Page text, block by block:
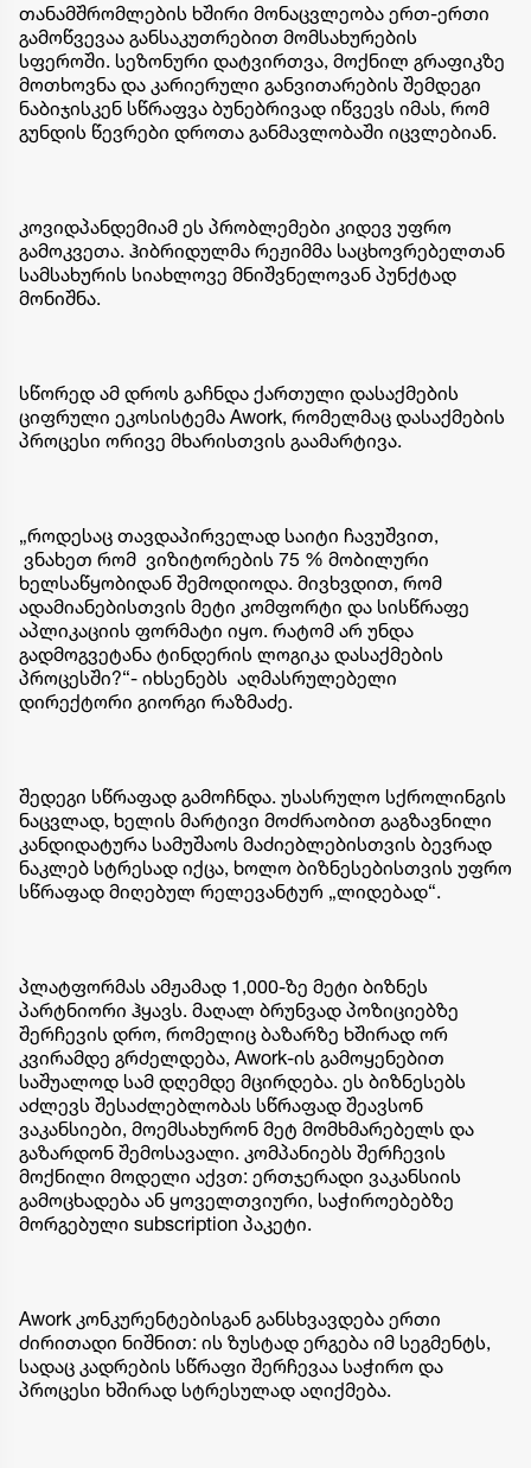
თანამშრომლების ხშირი მონაცვლეობა ერთ-ერთი
გამოწვევაა განსაკუთრებით მომსახურების
სფეროში. სეზონური დატვირთვა, მოქნილ გრაფიკზე
მოთხოვნა და კარიერული განვითარების შემდეგი
ნაბიჯისკენ სწრაფვა ბუნებრივად იწვევს იმას, რომ
გუნდის წევრები დროთა განმავლობაში იცვლებიან.
კოვიდპანდემიამ ეს პრობლემები კიდევ უფრო
გამოკვეთა. ჰიბრიდულმა რეჟიმმა საცხოვრებელთან
სამსახურის სიახლოვე მნიშვნელოვან პუნქტად
მონიშნა.
სწორედ ამ დროს გაჩნდა ქართული დასაქმების
ციფრული ეკოსისტემა Awork, რომელმაც დასაქმების
პროცესი ორივე მხარისთვის გაამარტივა.
„როდესაც თავდაპირველად საიტი ჩავუშვით,
ვნახეთ რომ ვიზიტორების 75 % მობილური
ხელსაწყობიდან შემოდიოდა. მივხვდით, რომ
ადამიანებისთვის მეტი კომფორტი და სისწრაფე
აპლიკაციის ფორმატი იყო. რატომ არ უნდა
გადმოგვეტანა ტინდერის ლოგიკა დასაქმების
პროცესში?“- იხსენებს აღმასრულებელი
დირექტორი გიორგი რაზმაძე.
შედეგი სწრაფად გამოჩნდა. უსასრულო სქროლინგის
ნაცვლად, ხელის მარტივი მოძრაობით გაგზავნილი
კანდიდატურა სამუშაოს მაძიებლებისთვის ბევრად
ნაკლებ სტრესად იქცა, ხოლო ბიზნესებისთვის უფრო
სწრაფად მიღებულ რელევანტურ „ლიდებად“.
პლატფორმას ამჟამად 1,000-ზე მეტი ბიზნეს
პარტნიორი ჰყავს. მაღალ ბრუნვად პოზიციებზე
შერჩევის დრო, რომელიც ბაზარზე ხშირად ორ
კვირამდე გრძელდება, Awork-ის გამოყენებით
საშუალოდ სამ დღემდე მცირდება. ეს ბიზნესებს
აძლევს შესაძლებლობას სწრაფად შეავსონ
ვაკანსიები, მოემსახურონ მეტ მომხმარებელს და
გაზარდონ შემოსავალი. კომპანიებს შერჩევის
მოქნილი მოდელი აქვთ: ერთჯერადი ვაკანსიის
გამოცხადება ან ყოველთვიური, საჭიროებებზე
მორგებული subscription პაკეტი.
Awork კონკურენტებისგან განსხვავდება ერთი
ძირითადი ნიშნით: ის ზუსტად ერგება იმ სეგმენტს,
სადაც კადრების სწრაფი შერჩევაა საჭირო და
პროცესი ხშირად სტრესულად აღიქმება.